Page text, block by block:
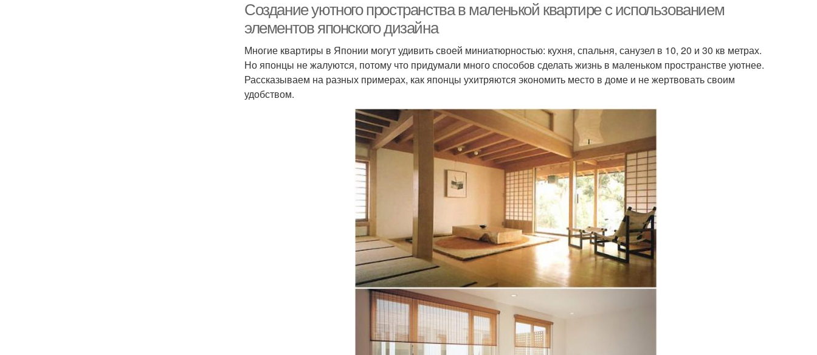
Создание уютного пространства в маленькой квартире с использованием
элементов японского дизайна
Многие квартиры в Японии могут удивить своей миниатюрностью: кухня, спальня, санузел в 10, 20 и 30 кв метрах.
Но японцы не жалуются, потому что придумали много способов сделать жизнь в маленьком пространстве уютнее.
Рассказываем на разных примерах, как японцы ухитряются экономить место в доме и не жертвовать своим
удобством.